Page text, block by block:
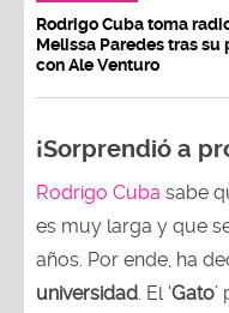
Rodrigo Cuba toma
Melissa Paredes tras
con Ale Venturo
¡Sorprendió a
Rodrigo Cuba sabe
es muy larga y que
años. Por ende, ha
universidad . El ‘Gato